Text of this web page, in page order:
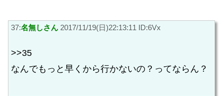
37:名無しさん 2017/11/19(日)22:13:11 ID:6Vx
>>35
なんでもっと早くから行かないの？ってならん？